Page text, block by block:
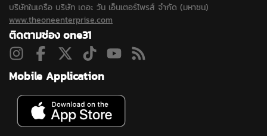
บริษัทในเครือ บริษัท เดอะ วัน เอ็นเตอร์ไพรส์ จำกัด (มหาชน)
www.theoneenterprise.com
ติดตามช่อง one31
Mobile Application